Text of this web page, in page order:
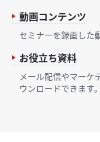
動画コンテンツ
セミナーを録画した
お役立ち資料
メール配信やマーケ
ウンロードできます。